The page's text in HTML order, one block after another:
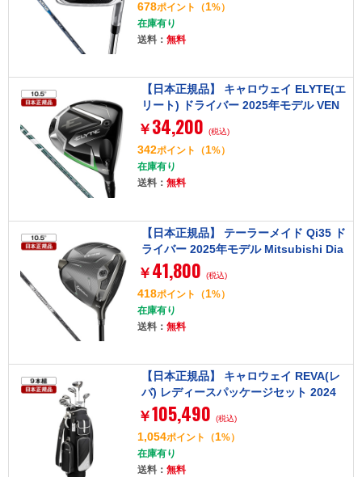
678ポイント （1%）
在庫有り
送料： 無料
【日本正規品】 キャロウェイ ELYTE(エ
リート) ドライバー 2025年モデル VEN
TUS GREEN 50 for Callaway カーボン
シャフト(S) 10.5゜
￥ 34,200 (税込)
342ポイント （1%）
在庫有り
送料： 無料
【日本正規品】 テーラーメイド Qi35 ド
ライバー 2025年モデル Mitsubishi Dia
mana Silver TM55-Sフレックス 10.5°
￥ 41,800 (税込)
418ポイント （1%）
在庫有り
送料： 無料
【日本正規品】 キャロウェイ REVA(レ
バ) レディースパッケージセット 2024
年モデル (W#1、W#4、5H、I#7～#9、
PW、SW、PT) Callawayオリジナルカ
ーボンシャフト(L) ブラック キャディバ
ッグ付き
￥105,490 (税込)
1,054ポイント （1%）
在庫有り
送料： 無料